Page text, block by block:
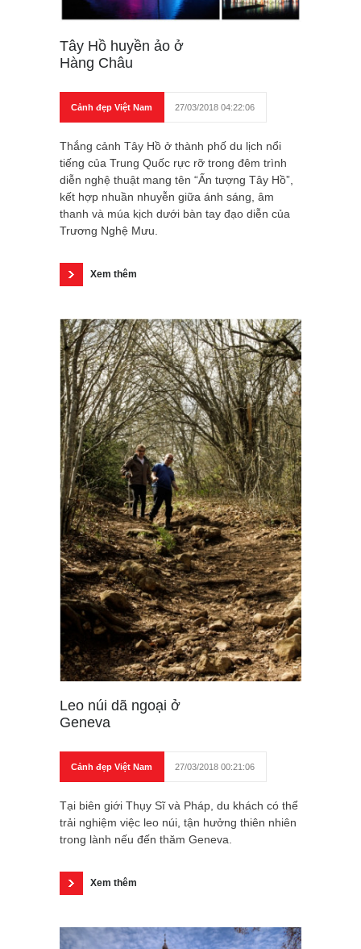
Tây Hồ huyền ảo ở
Hàng Châu
Cảnh đẹp Việt Nam 27/03/2018 04:22:06
Thắng cảnh Tây Hồ ở thành phố du lịch nổi
tiếng của Trung Quốc rực rỡ trong đêm trình
diễn nghệ thuật mang tên “Ấn tượng Tây Hồ”,
kết hợp nhuần nhuyễn giữa ánh sáng, âm
thanh và múa kịch dưới bàn tay đạo diễn của
Trương Nghệ Mưu.
Xem thêm
Leo núi dã ngoại ở
Geneva
Cảnh đẹp Việt Nam 27/03/2018 00:21:06
Tại biên giới Thụy Sĩ và Pháp, du khách có thể
trải nghiệm việc leo núi, tận hưởng thiên nhiên
trong lành nếu đến thăm Geneva.
Xem thêm